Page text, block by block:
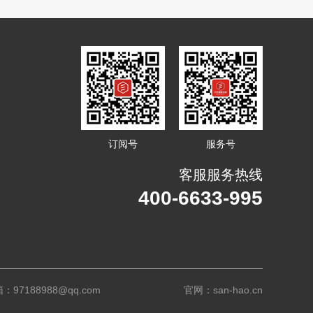
订阅号 服务号
客服服务热线
400-6633-995
：97188988@qq.com 官网：san-hao.cn